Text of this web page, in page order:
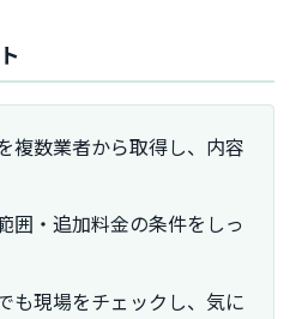
複数業者から取得し、内容
囲・追加料金の条件をしっ
も現場をチェックし、気に